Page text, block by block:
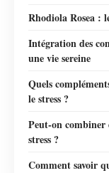
Rhodiola Rosea :
Intégration des
une vie sereine
Quels
le stress ?
Peut-on
stress ?
Comment savoir